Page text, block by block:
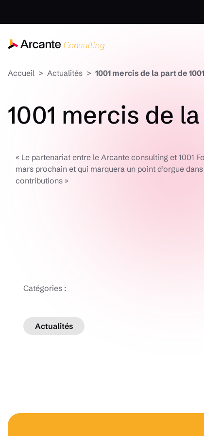
Accueil Actualités 1001 mercis de la part de
1001 mercis de
« Le partenariat entre le Arcante consulting et 1001
mars prochain et qui marquera un point d’orgue
contributions »
Catégories :
Actualités